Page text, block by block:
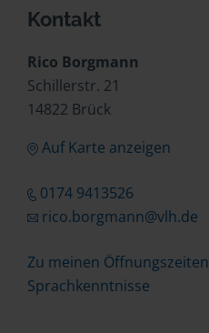
Kontakt
Rico Borgmann
Schillerstr. 21
14822 Brück
Auf Karte anzeigen
0174 9413526
rico.borgmann@vlh.de
Zu meinen Öffnungszeiten
Sprachkenntnisse